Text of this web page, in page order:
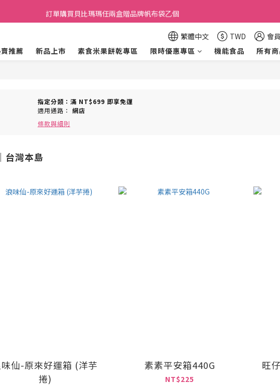
加入會員贈30元購物金，滿699元折50元，滿699即享免運費．
訂單購買貝比瑪瑪任兩盒贈品牌帆布袋乙個
加入會員贈30元購物金，滿699元折50元，滿699即享免運費．
繁體中文 TWD 會
推薦
新品上市 素食米果餅乾專區 限時優惠專區 機能食品 所有
指定分類：滿 NT$699 即享免運
適用通路： 網店
條款與細則
台灣本島
仙-原來好運箱 (洋芋
捲)
素素平安箱440G
NT$225
旺